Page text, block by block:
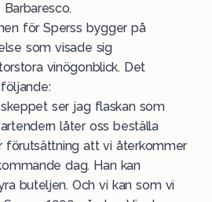
för Sperss bygger på
som visade sig
vinögonblick. Det
ser jag flaskan som
låter oss beställa
förutsättning att vi återkommer
dag. Han kan
buteljen. Och vi kan som vi